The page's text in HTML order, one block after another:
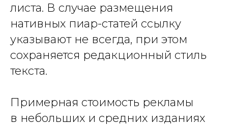
листа. В случае размещения
нативных пиар-статей ссылку
указывают не всегда, при этом
сохраняется редакционный стиль
текста.
Примерная стоимость рекламы
в небольших и средних изданиях